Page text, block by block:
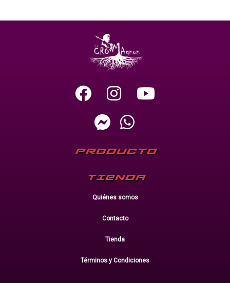
PRODUCTO
TIENDA
Quiénes somos
Contacto
Tienda
Términos y Condiciones